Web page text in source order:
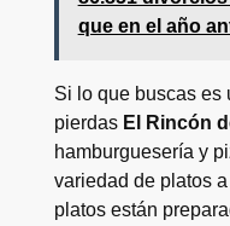
que en el año
Si lo que buscas es
pierdas El Rincón
hamburguesería y
variedad de platos
platos están